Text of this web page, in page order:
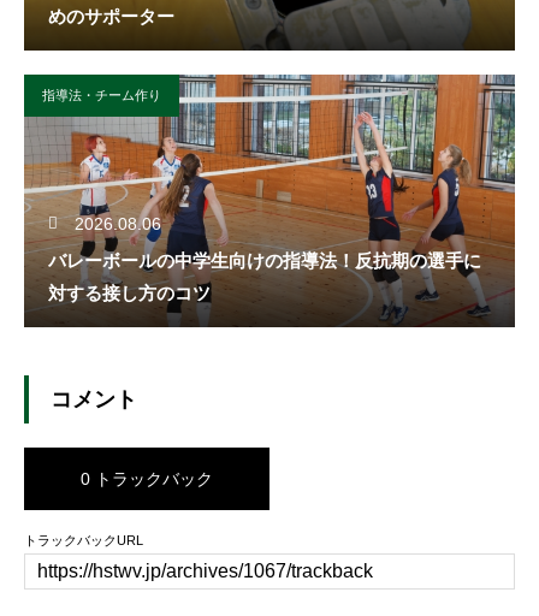
めのサポーター
指導法・チーム作り
2026.08.06
バレーボールの中学生向けの指導法！反抗期の選手に
対する接し方のコツ
コメント
0 トラックバック
トラックバックURL